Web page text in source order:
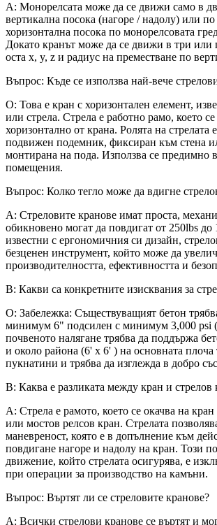
A: Монорелсата може да се движи само в
вертикална посока (нагоре / надолу) или по
хоризонтална посока по монорелсовата
Докато кранът може да се движи в три или
оста x, y, z и радиус на преместване по
Въпрос: Къде се използва най-вече
О: Това е кран с хоризонтален елемент,
или стрела. Стрела е работно рамо, което
хоризонтално от крана. Ролята на стрелата
подвижен подемник, фиксиран към стена
монтирана на пода. Използва се предимно
помещения.
Въпрос: Колко тегло може да вдигне
A: Стреловите кранове имат проста,
обикновено могат да повдигат от 250lbs до
известни с ергономичния си дизайн,
безценен инструмент, който може да
производителността, ефективността и
В: Какви са конкретните изисквания за
О: Забележка: Съществуващият бетон
минимум 6" подсилен с минимум 3,000 psi
почвеното налягане трябва да поддържа
и около района (6' x 6' ) на основната плоча
пукнатини и трябва да изглежда в добро
В: Каква е разликата между кран и стрелов
A: Стрела е рамото, което се окачва на
или мостов релсов кран. Стрелата
маневреност, която е в допълнение към
повдигане нагоре и надолу на кран. Този
движение, който стрелата осигурява, е
при операции за производство на камъни.
Въпрос: Въртят ли се стреловите кранове?
A: Всички стрелови кранове се въртят и